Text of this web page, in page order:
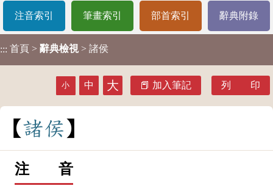
注音索引 筆畫索引 部首索引 辭典附錄
::: 首頁 > 辭典檢視 > 諸侯
小 中 大 加入筆記 列 印
諸侯
注 音